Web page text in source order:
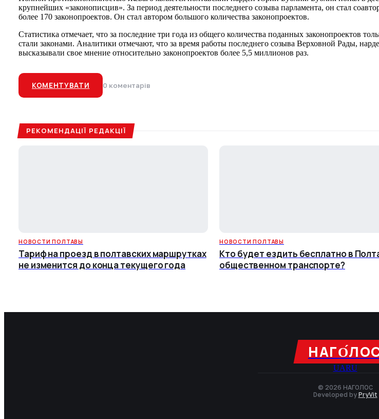
крупнейших «законописцив». За период деятельности последнего созыва парламента, он стал
более 170 законопроектов. Он стал автором большого количества законопроектов.
Статистика отмечает, что за последние три года из общего количества поданных законопроектов
стали законами. Аналитики отмечают, что за время работы последнего созыва Верховной Рады,
высказывали свое мнение относительно законопроектов более 5,5 миллионов раз.
КОМЕНТУВАТИ 0 коментарів
РЕКОМЕНДАЦІЇ РЕДАКЦІЇ
НОВОСТИ ПОЛТАВЫ
Тариф на проезд в полтавских маршрутках
не изменится до конца текущего года
НОВОСТИ ПОЛТАВЫ
Кто будет ездить бесплатно в
общественном транспорте?
UARU
© 2026 НАГОЛОC
Developed by PryVit